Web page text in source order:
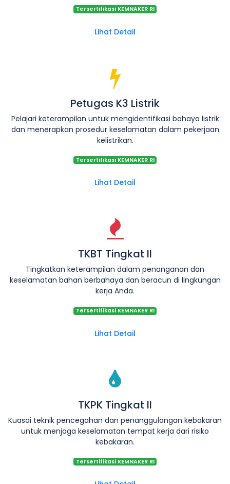
Tersertifikasi KEMNAKER RI
Lihat Detail
Petugas K3 Listrik
Pelajari keterampilan untuk mengidentifikasi bahaya listrik
dan menerapkan prosedur keselamatan dalam pekerjaan
kelistrikan.
Tersertifikasi KEMNAKER RI
Lihat Detail
TKBT Tingkat II
Tingkatkan keterampilan dalam penanganan dan
keselamatan bahan berbahaya dan beracun di lingkungan
kerja Anda.
Tersertifikasi KEMNAKER RI
Lihat Detail
TKPK Tingkat II
Kuasai teknik pencegahan dan penanggulangan kebakaran
untuk menjaga keselamatan tempat kerja dari risiko
kebakaran.
Tersertifikasi KEMNAKER RI